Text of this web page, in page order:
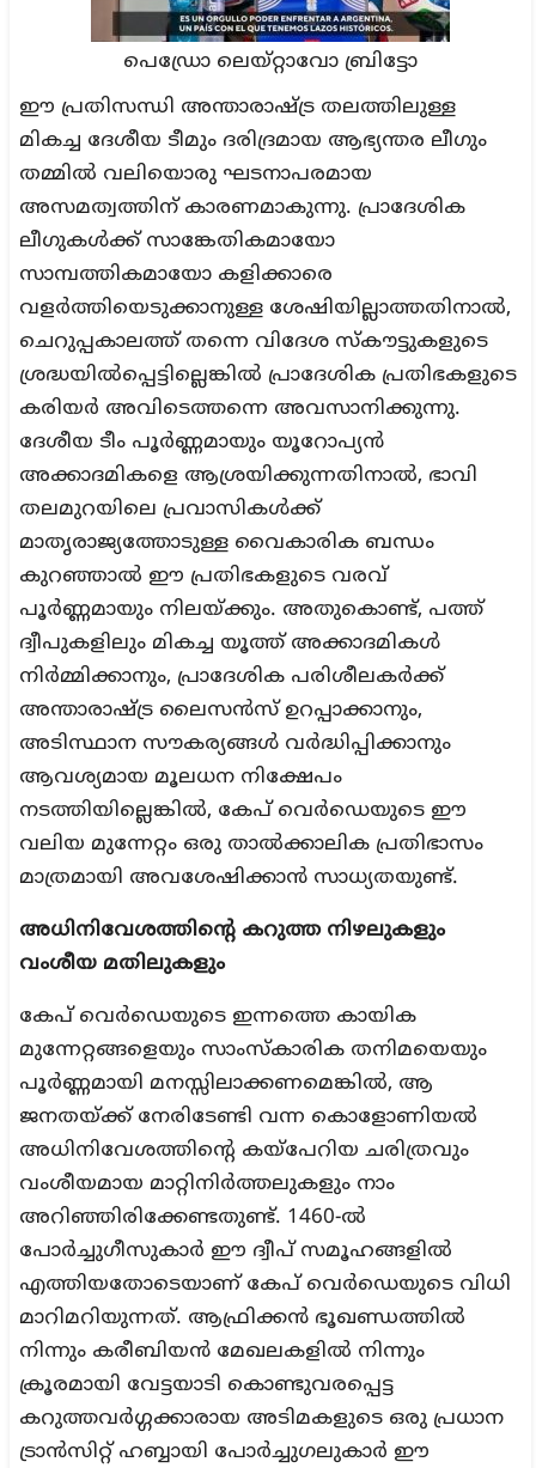
പെഡ്രോ ലെയ്റ്റാവോ ബ്രിട്ടോ
ഈ പ്രതിസന്ധി അന്താരാഷ്ട്ര തലത്തിലുള്ള
മികച്ച ദേശീയ ടീമും ദരിദ്രമായ ആഭ്യന്തര ലീഗും
തമ്മിൽ വലിയൊരു ഘടനാപരമായ
അസമത്വത്തിന് കാരണമാകുന്നു. പ്രാദേശിക
ലീഗുകൾക്ക് സാങ്കേതികമായോ
സാമ്പത്തികമായോ കളിക്കാരെ
വളർത്തിയെടുക്കാനുള്ള ശേഷിയില്ലാത്തതിനാൽ,
ചെറുപ്പകാലത്ത് തന്നെ വിദേശ സ്കൗട്ടുകളുടെ
ശ്രദ്ധയിൽപ്പെട്ടില്ലെങ്കിൽ പ്രാദേശിക പ്രതിഭകളുടെ
കരിയർ അവിടെത്തന്നെ അവസാനിക്കുന്നു.
ദേശീയ ടീം പൂർണ്ണമായും യൂറോപ്യൻ
അക്കാദമികളെ ആശ്രയിക്കുന്നതിനാൽ, ഭാവി
തലമുറയിലെ പ്രവാസികൾക്ക്
മാതൃരാജ്യത്തോടുള്ള വൈകാരിക ബന്ധം
കുറഞ്ഞാൽ ഈ പ്രതിഭകളുടെ വരവ്
പൂർണ്ണമായും നിലയ്ക്കും. അതുകൊണ്ട്, പത്ത്
ദ്വീപുകളിലും മികച്ച യൂത്ത് അക്കാദമികൾ
നിർമ്മിക്കാനും, പ്രാദേശിക പരിശീലകർക്ക്
അന്താരാഷ്ട്ര ലൈസൻസ് ഉറപ്പാക്കാനും,
അടിസ്ഥാന സൗകര്യങ്ങൾ വർദ്ധിപ്പിക്കാനും
ആവശ്യമായ മൂലധന നിക്ഷേപം
നടത്തിയില്ലെങ്കിൽ, കേപ് വെർഡെയുടെ ഈ
വലിയ മുന്നേറ്റം ഒരു താൽക്കാലിക പ്രതിഭാസം
മാത്രമായി അവശേഷിക്കാൻ സാധ്യതയുണ്ട്.
അധിനിവേശത്തിന്റെ കറുത്ത നിഴലുകളും
വംശീയ മതിലുകളും
കേപ് വെർഡെയുടെ ഇന്നത്തെ കായിക
മുന്നേറ്റങ്ങളെയും സാംസ്കാരിക തനിമയെയും
പൂർണ്ണമായി മനസ്സിലാക്കണമെങ്കിൽ, ആ
ജനതയ്ക്ക് നേരിടേണ്ടി വന്ന കൊളോണിയൽ
അധിനിവേശത്തിന്റെ കയ്പേറിയ ചരിത്രവും
വംശീയമായ മാറ്റിനിർത്തലുകളും നാം
അറിഞ്ഞിരിക്കേണ്ടതുണ്ട്. 1460-ൽ
പോർച്ചുഗീസുകാർ ഈ ദ്വീപ് സമൂഹങ്ങളിൽ
എത്തിയതോടെയാണ് കേപ് വെർഡെയുടെ വിധി
മാറിമറിയുന്നത്. ആഫ്രിക്കൻ ഭൂഖണ്ഡത്തിൽ
നിന്നും കരീബിയൻ മേഖലകളിൽ നിന്നും
ക്രൂരമായി വേട്ടയാടി കൊണ്ടുവരപ്പെട്ട
കറുത്തവർഗ്ഗക്കാരായ അടിമകളുടെ ഒരു പ്രധാന
ട്രാൻസിറ്റ് ഹബ്ബായി പോർച്ചുഗലുകാർ ഈ